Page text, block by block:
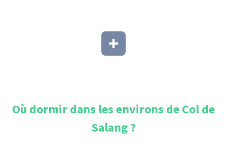
Où dormir dans les environs deCol de
Salang?